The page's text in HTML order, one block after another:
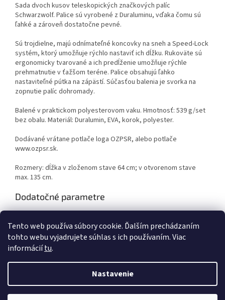
Tento web používa súbory cookie. Ďalším prechádzaním
tohto webu vyjadrujete súhlas s ich používaním. Viac
informáciítu.
Nastavenie
Sada dvoch kusov teleskopických značkových palíc
Schwarzwolf. Palice sú vyrobené z Duraluminu, vďaka čomu sú
ľahké a zároveň dostatočne pevné.
Sú trojdielne, majú odnímateľné koncovky na sneh a Speed-Lock
systém, ktorý umožňuje rýchlo nastaviť ich dĺžku. Rukoväte sú
ergonomicky tvarované a ich predĺženie umožňuje rýchle
prehmatnutie v ťažšom teréne. Palice obsahujú ľahko
nastaviteľné pútka na zápästí. Súčasťou balenia je svorka na
zopnutie palíc dohromady.
Balené v praktickom polyesterovom vaku. Hmotnosť: 539 g/set
bez obalu. Materiál: Duralumin, EVA, korok, polyester.
Dodávané vrátane potlače loga OZPSR, alebo potlače
www.ozpsr.sk.
Rozmery: dĺžka v zloženom stave 64 cm; v otvorenom stave
max. 135 cm.
Dodatočné parametre
Záruka: 2 roky
Vytvoril Shoptet